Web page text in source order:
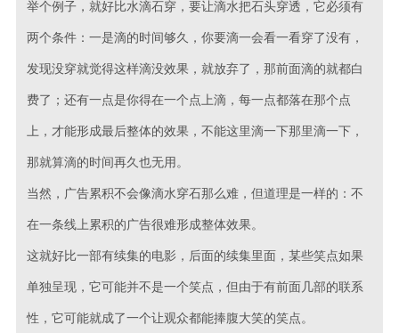
举个例子，就好比水滴石穿，要让滴水把石头穿透，它必须有
两个条件：一是滴的时间够久，你要滴一会看一看穿了没有，
发现没穿就觉得这样滴没效果，就放弃了，那前面滴的就都白
费了；还有一点是你得在一个点上滴，每一点都落在那个点
上，才能形成最后整体的效果，不能这里滴一下那里滴一下，
那就算滴的时间再久也无用。
当然，广告累积不会像滴水穿石那么难，但道理是一样的：不
在一条线上累积的广告很难形成整体效果。
这就好比一部有续集的电影，后面的续集里面，某些笑点如果
单独呈现，它可能并不是一个笑点，但由于有前面几部的联系
性，它可能就成了一个让观众都能捧腹大笑的笑点。